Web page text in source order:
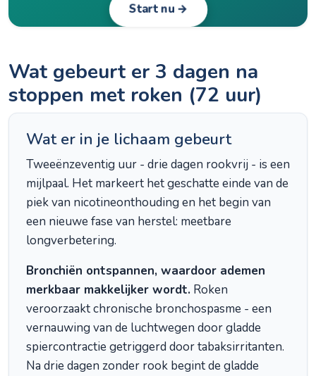
Start nu →
Wat gebeurt er 3 dagen na
stoppen met roken (72 uur)
Wat er in je lichaam gebeurt
Tweeënzeventig uur - drie dagen rookvrij - is een
mijlpaal. Het markeert het geschatte einde van de
piek van nicotineonthouding en het begin van
een nieuwe fase van herstel: meetbare
longverbetering.
Bronchiën ontspannen, waardoor ademen
merkbaar makkelijker wordt. Roken
veroorzaakt chronische bronchospasme - een
vernauwing van de luchtwegen door gladde
spiercontractie getriggerd door tabaksirritanten.
Na drie dagen zonder rook begint de gladde